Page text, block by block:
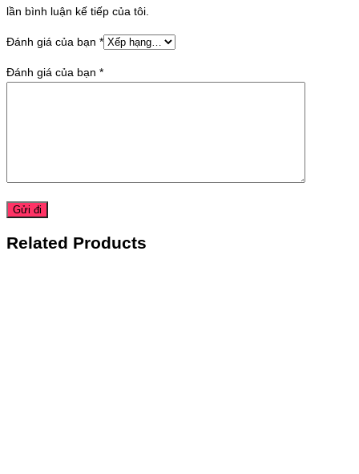
lần bình luận kế tiếp của tôi.
Đánh giá của bạn *
Đánh giá của bạn *
Related Products